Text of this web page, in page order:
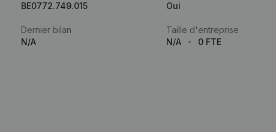
BE0772.749.015
Oui
Dernier bilan
N/A
Taille d'entreprise
N/A
0 FTE